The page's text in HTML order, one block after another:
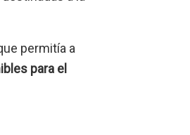
permitía a
para el